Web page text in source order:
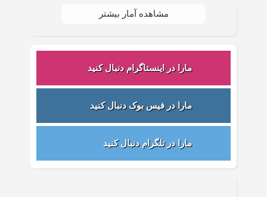
مشاهده آمار بیشتر
مارا در اینستاگرام دنبال کنید
مارا در فیس بوک دنبال کنید
مارا در تلگرام دنبال کنید